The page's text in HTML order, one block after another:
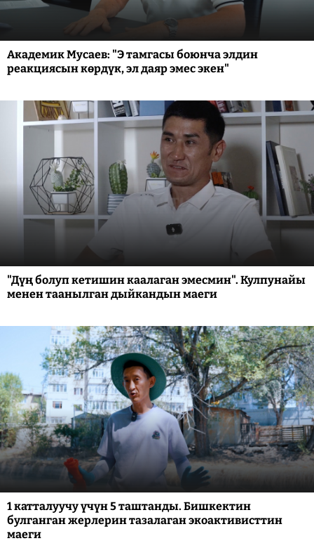
Академик Мусаев: "Э тамгасы боюнча элдин
реакциясын көрдүк, эл даяр эмес экен"
"Дүң болуп кетишин каалаган эмесмин". Кулпунайы
менен таанылган дыйкандын маеги
1 катталуучу үчүн 5 таштанды. Бишкектин
булганган жерлерин тазалаган экоактивисттин
маеги